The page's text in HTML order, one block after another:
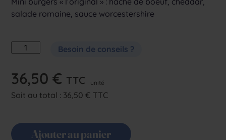
salade romaine, sauce worcestershire
quantité
Mini
burger
chaud
Besoin de conseils ?
36,50 € TTC unité
Soit au total : 36,50 € TTC
Ajouter au panier